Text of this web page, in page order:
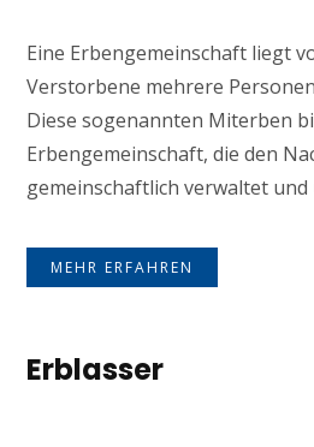
Eine Erbengemeinschaft liegt
Verstorbene mehrere
Diese sogenannten Miterben
Erbengemeinschaft, die den
gemeinschaftlich verwaltet
MEHR ERFAHREN
Erblasser